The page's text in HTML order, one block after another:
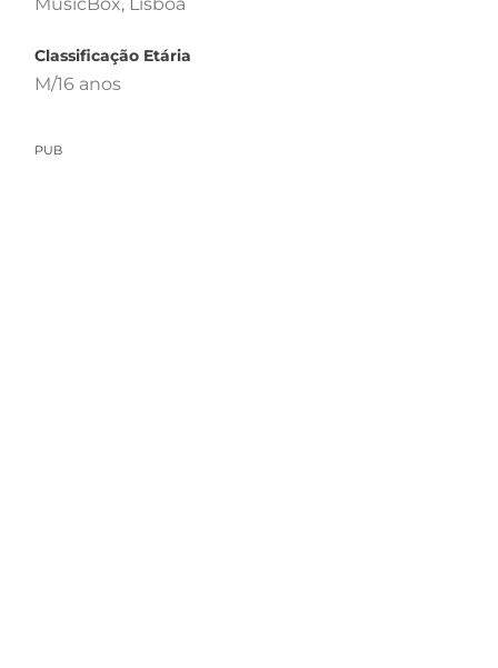
Classificação Etária
M/16 anos
PUB